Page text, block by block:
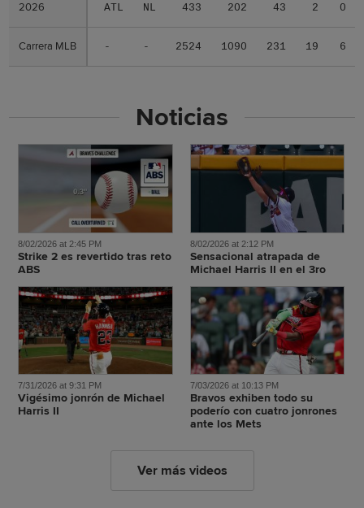
2026 ATL NL 433 202 43 2 0
Carrera MLB - - 2524 1090 231 19 6
2026
Carrera MLB
Noticias
8/02/2026 at 2:45 PM
Strike 2 es revertido tras reto
ABS
8/02/2026 at 2:12 PM
Sensacional atrapada de
Michael Harris II en el 3ro
7/31/2026 at 9:31 PM
Vigésimo jonrón de Michael
Harris II
7/03/2026 at 10:13 PM
Bravos exhiben todo su
poderío con cuatro jonrones
ante los Mets
Ver más videos